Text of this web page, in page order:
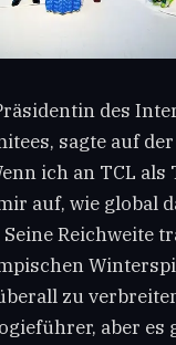
des
sagte auf der
ich an TCL als
auf, wie global
Reichweite
zu
aber es